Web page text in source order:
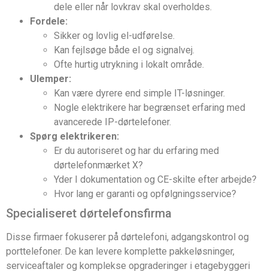
dele eller når lovkrav skal overholdes.
Fordele:
Sikker og lovlig el-udførelse.
Kan fejlsøge både el og signalvej.
Ofte hurtig utrykning i lokalt område.
Ulemper:
Kan være dyrere end simple IT-løsninger.
Nogle elektrikere har begrænset erfaring med
avancerede IP-dørtelefoner.
Spørg elektrikeren:
Er du autoriseret og har du erfaring med
dørtelefonmærket X?
Yder I dokumentation og CE-skilte efter arbejde?
Hvor lang er garanti og opfølgningsservice?
Specialiseret dørtelefonsfirma
Disse firmaer fokuserer på dørtelefoni, adgangskontrol og
porttelefoner. De kan levere komplette pakkeløsninger,
serviceaftaler og komplekse opgraderinger i etagebyggeri